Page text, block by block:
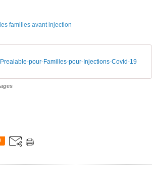
pour-Familles-pour-Injections-Covid-19